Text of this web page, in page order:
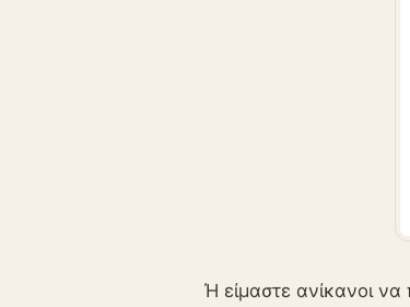
Ή είμαστε ανίκανοι